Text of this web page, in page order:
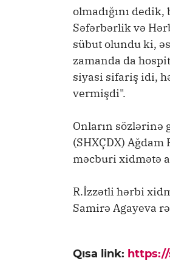
olmadığını
Səfərbərlik və
sübut olundu ki,
zamanda da
siyasi sifariş idi,
vermişdi".
Onların sözlərinə
(SHXÇDX)
məcburi xidmətə
R.İzzətli hərbi
Samirə Agayeva
Qısa link: